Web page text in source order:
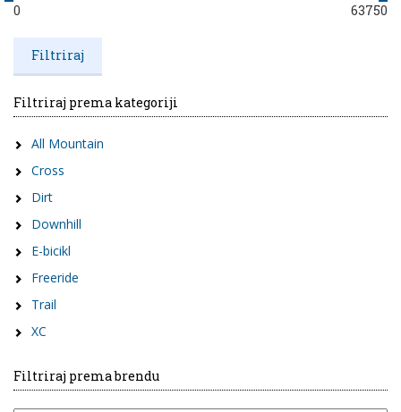
0 63750
Filtriraj prema kategoriji
All Mountain
Cross
Dirt
Downhill
E-bicikl
Freeride
Trail
XC
Filtriraj prema brendu